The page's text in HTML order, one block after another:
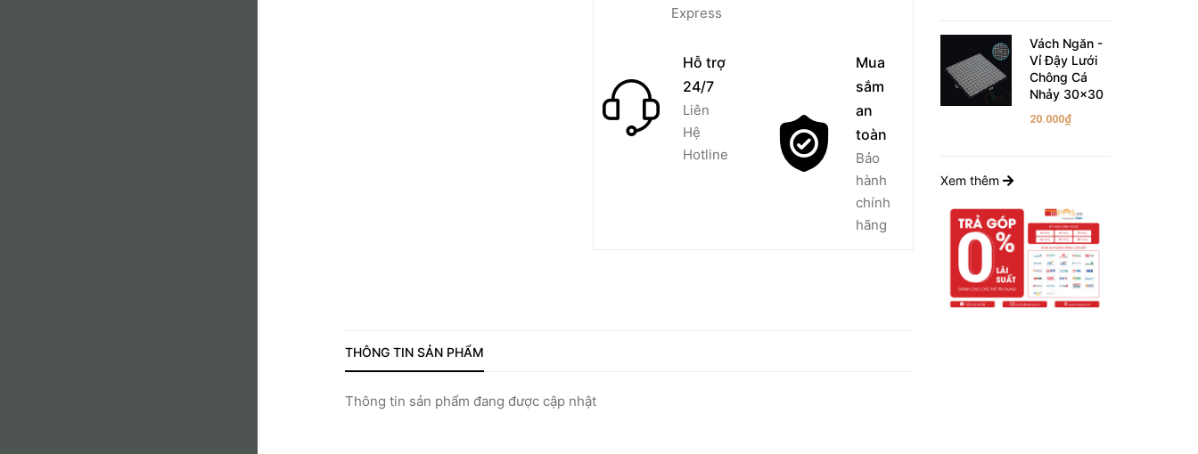
Express
Hỗ trợ
24/7
Liên
Hệ
Hotline
Mua
sắm
an
toàn
Bảo
hành
chính
hãng
THÔNG TIN SẢN PHẨM
Thông tin sản phẩm đang được cập nhật
Vách Ngăn -
Vỉ Đậy Lưới
Chông Cá
Nhảy 30x30
20.000₫
Xem thêm